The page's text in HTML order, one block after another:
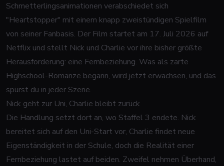
Schmetterlingsanimationen verabschiedet sich
"Heartstopper" mit einem knapp zweistündigen Spielfilm
von seiner Fanbasis. Der Film startet am 17. Juli 2026 auf
Netflix und stellt Nick und Charlie vor ihre bisher größte
Herausforderung: eine Fernbeziehung. Was als zarte
Highschool-Romanze begann, wird jetzt erwachsen, und das
spürst du in jeder Szene.
Nick geht zur Uni, Charlie bleibt zurück
Die Handlung setzt dort an, wo Staffel 3 endete. Nick
bereitet sich auf den Uni-Start vor, Charlie findet neue
Eigenständigkeit in der Schule, doch die Realität einer
Fernbeziehung lastet auf beiden. Zweifel nehmen Überhand,